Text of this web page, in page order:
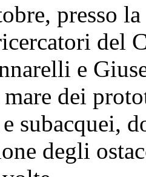
presso
del
e
dei
subacquei,
degli